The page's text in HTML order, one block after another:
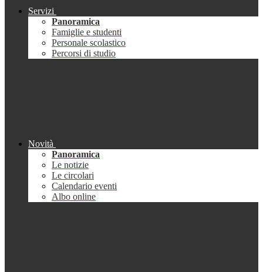
Servizi
Panoramica
Famiglie e studenti
Personale scolastico
Percorsi di studio
Novità
Panoramica
Le notizie
Le circolari
Calendario eventi
Albo online